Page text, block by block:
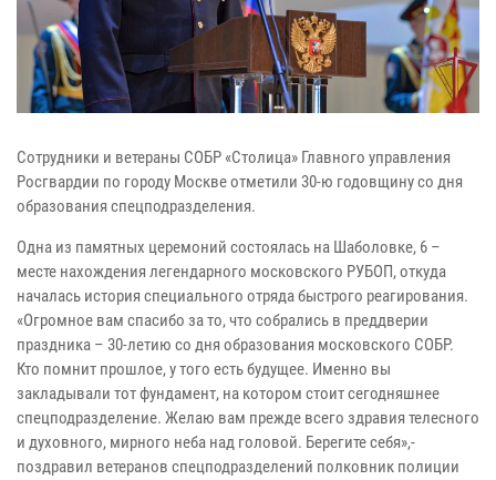
Сотрудники и ветераны СОБР «Столица» Главного управления
Росгвардии по городу Москве отметили 30-ю годовщину со дня
образования спецподразделения.
Одна из памятных церемоний состоялась на Шаболовке, 6 –
месте нахождения легендарного московского РУБОП, откуда
началась история специального отряда быстрого реагирования.
«Огромное вам спасибо за то, что собрались в преддверии
праздника – 30-летию со дня образования московского СОБР.
Кто помнит прошлое, у того есть будущее. Именно вы
закладывали тот фундамент, на котором стоит сегодняшнее
спецподразделение. Желаю вам прежде всего здравия телесного
и духовного, мирного неба над головой. Берегите себя»,-
поздравил ветеранов спецподразделений полковник полиции